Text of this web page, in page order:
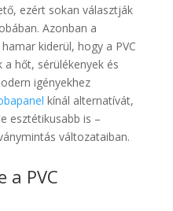
ezért sokan választják
Azonban a
kiderül, hogy a PVC
hőt, sérülékenyek és
igényekhez
kínál alternatívát,
esztétikusabb is –
változataiban.
a PVC